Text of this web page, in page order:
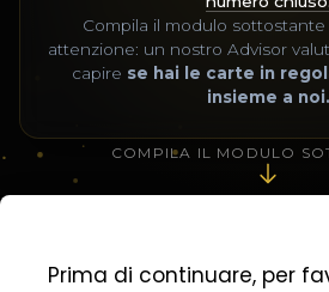
Compila il modulo sottostante
attenzione: un nostro Advisor
capire se hai le carte in
insieme a noi.
COMPILA IL MODULO
Prima di continuare, per